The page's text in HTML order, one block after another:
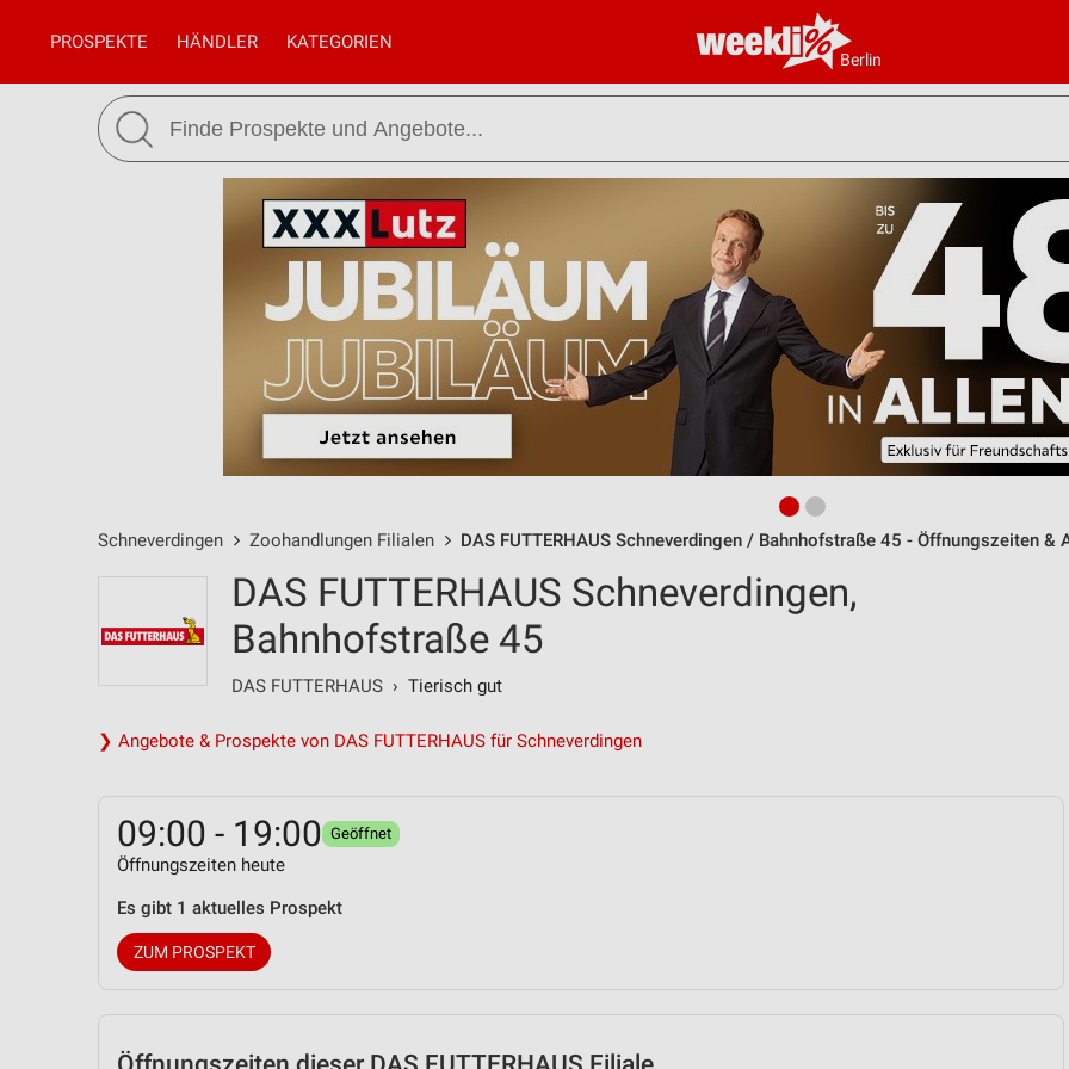
Berlin
PROSPEKTE HÄNDLER KATEGORIEN
Schneverdingen Zoohandlungen Filialen DAS FUTTERHAUS Schneverdingen / Bahnhofstraße 45 - Öffnungszeiten &
DAS FUTTERHAUS Schneverdingen,
Bahnhofstraße 45
DAS FUTTERHAUS › Tierisch gut
❯ Angebote & Prospekte von DAS FUTTERHAUS für Schneverdingen
09:00 - 19:00 Geöffnet
Öffnungszeiten heute
Es gibt 1 aktuelles Prospekt
ZUM PROSPEKT